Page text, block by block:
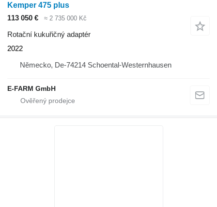
Kemper 475 plus
113 050 €
≈ 2 735 000 Kč
Rotační kukuřičný adaptér
2022
Německo, De-74214 Schoental-Westernhausen
E-FARM GmbH